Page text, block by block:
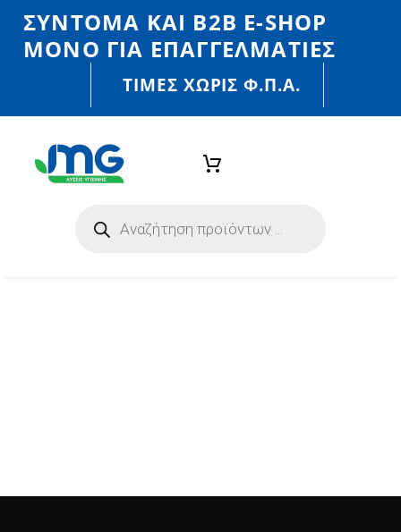
ΣΎΝΤΟΜΑ ΚΑΙ Β2Β E-SHOP
MONO ΓΙΑ ΕΠΑΓΓΕΛΜΑΤΊΕΣ
ΤΙΜΈΣ ΧΩΡΙΣ Φ.Π.Α.